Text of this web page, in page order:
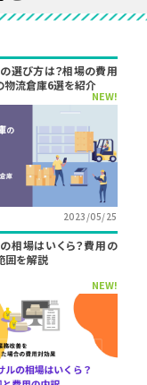
選び方は？相場の費用
物流倉庫6選を紹介
NEW!
2023/05/25
相場はいくら？費用の
囲を解説
NEW!